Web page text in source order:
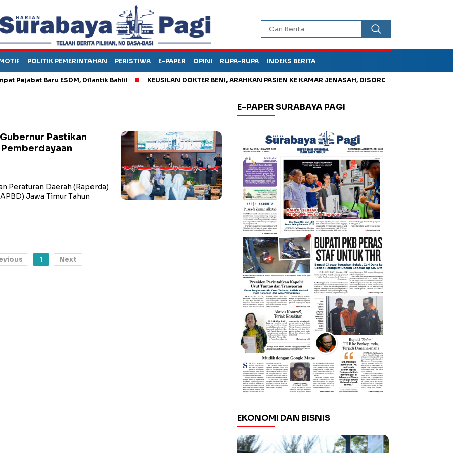
POLITIK PEMERINTAHAN PERISTIWA E-PAPER OPINI RUPA-RUPA INDEKS BERITA
Baru ESDM, Dilantik Bahlil KEUSILAN DOKTER BENI, ARAHKAN PASIEN KE KAMAR JENASAH, DISOROT
Pastikan
Peraturan Daerah (Raperda)
Jawa Timur Tahun
1 Next
E-PAPER SURABAYA PAGI
EKONOMI DAN BISNIS